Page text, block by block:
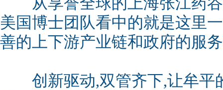
美国博士团队看中的就是这里
善的上下游产业链和政府的服
创新驱动,双管齐下,让牟平